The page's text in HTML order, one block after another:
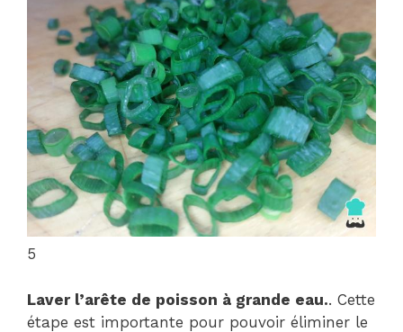
5
Laver l’arête de poisson à grande eau.. Cette
étape est importante pour pouvoir éliminer le